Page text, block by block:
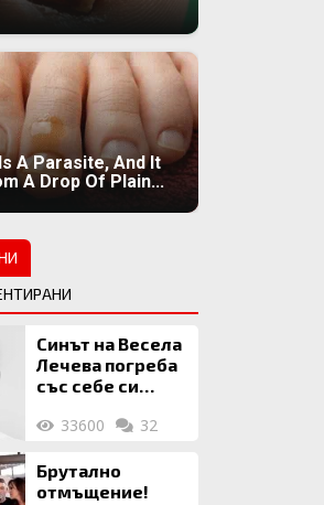
A Parasite, And It
A Drop Of Plain...
Синът на Весела
Лечева погреба
със себе си
млн. евро
33600 32
Брутално
отмъщение!